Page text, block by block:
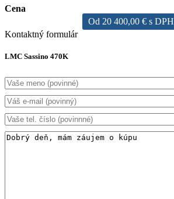
Cena
Od 20 400,00 € s DPH
Kontaktný formulár
LMC Sassino 470K